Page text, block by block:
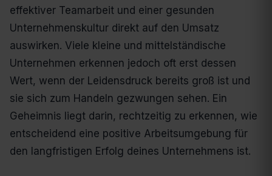
effektiver Teamarbeit und einer gesunden
Unternehmenskultur direkt auf den Umsatz
auswirken. Viele kleine und mittelständische
Unternehmen erkennen jedoch oft erst dessen
Wert, wenn der Leidensdruck bereits groß ist und
sie sich zum Handeln gezwungen sehen. Ein
Geheimnis liegt darin, rechtzeitig zu erkennen, wie
entscheidend eine positive Arbeitsumgebung für
den langfristigen Erfolg deines Unternehmens ist.